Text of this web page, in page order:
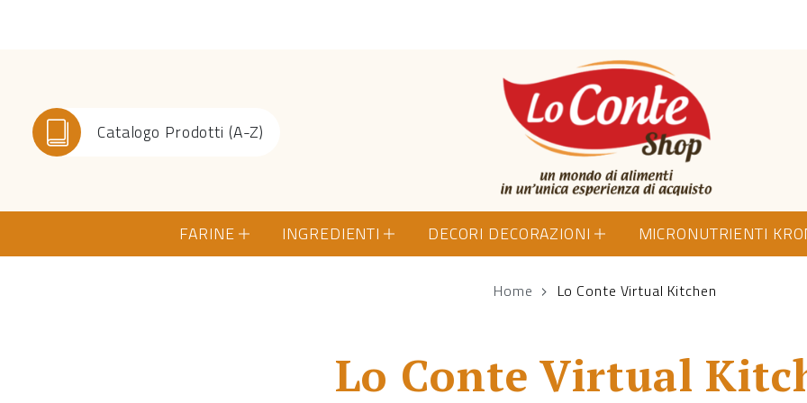
Catalogo Prodotti (A-Z)
Lo Conte Shop
FARINE INGREDIENTI DECORI DECORAZIONI MICRONUTRIENTI
Home Lo Conte Virtual Kitchen
Lo Conte Virtual